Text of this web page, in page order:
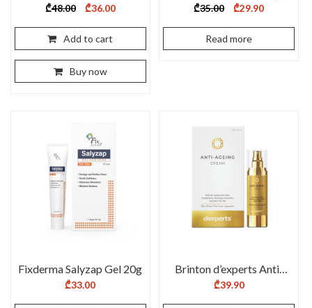
Foaming Face Cleanser
₾48.00 Original
was:
₾48.00.
₾36.00Current
is:
Add to cart
Buy now
Face Serum – 15g
₾35.00 Original
was:
₾29.90Current
is:
Read more
Fixderma Salyzap Gel 20g
₾33.00
Brinton d’experts Anti-
Ageing Cream
₾39.90